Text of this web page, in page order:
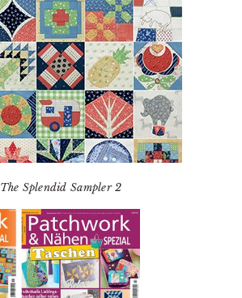
The Splendid Sampler 2